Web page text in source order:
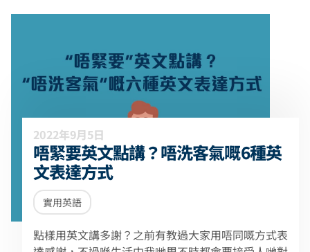
2022年9月5日
唔緊要英文點講？唔洗客氣嘅6種英
文表達方式
實用英語
點樣用英文講多謝？之前有教過大家用唔同嘅方式表